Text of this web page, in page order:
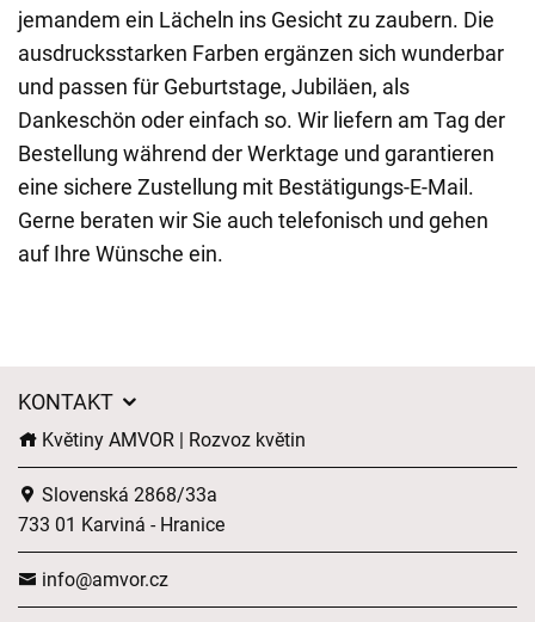
jemandem ein Lächeln ins Gesicht zu zaubern. Die
ausdrucksstarken Farben ergänzen sich wunderbar
und passen für Geburtstage, Jubiläen, als
Dankeschön oder einfach so. Wir liefern am Tag der
Bestellung während der Werktage und garantieren
eine sichere Zustellung mit Bestätigungs-E-Mail.
Gerne beraten wir Sie auch telefonisch und gehen
auf Ihre Wünsche ein.
KONTAKT
Květiny AMVOR | Rozvoz květin
Slovenská 2868/33a
733 01 Karviná - Hranice
info@amvor.cz